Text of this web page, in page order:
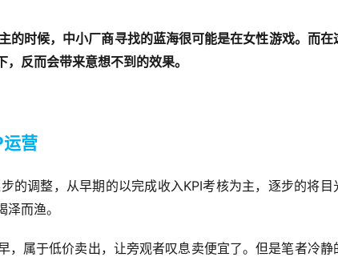
的时候，中小厂商寻找的蓝海很可能是在女性游戏。而在
反而会带来意想不到的效果。
运营
的调整，从早期的以完成收入KPI考核为主，逐步的将目
而渔。
，属于低价卖出，让旁观者叹息卖便宜了。但是笔者冷静